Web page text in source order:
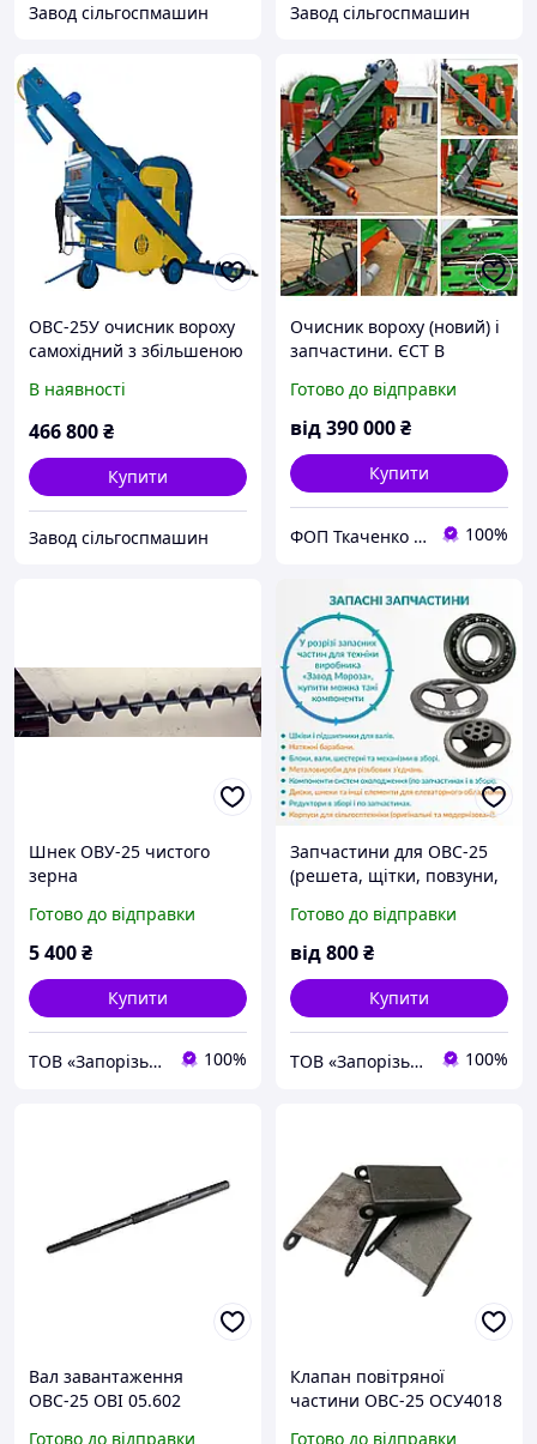
Завод сільгоспмашин Завод сільгоспмашин
ОВС-25У очисник вороху
самохідний з збільшеною
зерна
В наявності
466 800₴
Купити
Завод сільгоспмашин
Очисник вороху (новий) і
запчастини. ЄСТ В
АКТУАЛЬНА.
Готово до відправки
від390 000₴
Купити
ФОП Ткаченко Олег Валерьевич 100%
Шнек ОВУ-25 чистого
зерна
Готово до відправки
5 400₴
Купити
ТОВ «Запорізький Зерновоз» 100%
Запчастини для ОВС-25
(решета, щітки, повзуни,
Готово до відправки
від800₴
Купити
ТОВ «Запорізький Зерновоз» 100%
Вал завантаження
ОВС-25 ОВІ 05.602
Готово до відправки
Клапан повітряної
частини ОВС-25 ОСУ4018
Готово до відправки